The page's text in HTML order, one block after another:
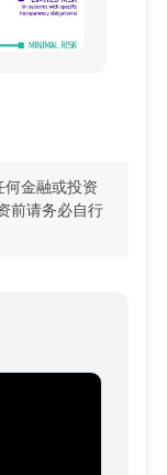
金融或投资
前请务必自行